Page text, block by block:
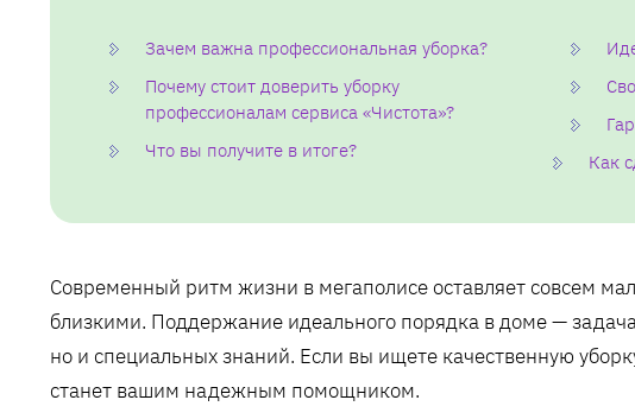
Зачем важна профессиональная уборка?
Почему стоит доверить уборку
профессионалам сервиса «Чистота»?
Что вы получите в итоге?
Как
Современный ритм жизни в мегаполисе оставляет совсем
близкими. Поддержание идеального порядка в доме —
но и специальных знаний. Если вы ищете качественную
станет вашим надежным помощником.